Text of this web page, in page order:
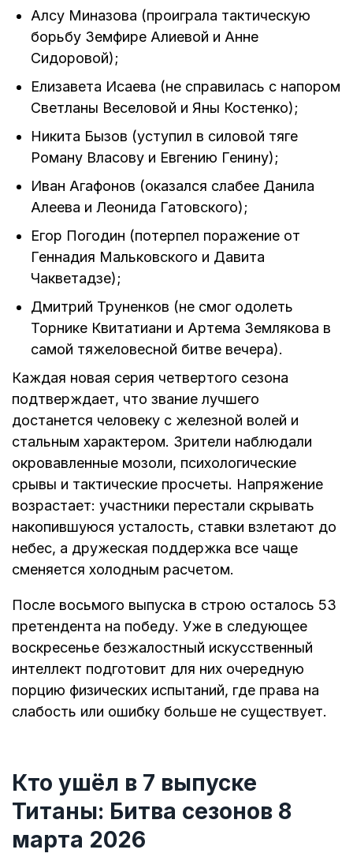
Алсу Миназова (проиграла тактическую
борьбу Земфире Алиевой и Анне
Сидоровой);
Елизавета Исаева (не справилась с напором
Светланы Веселовой и Яны Костенко);
Никита Бызов (уступил в силовой тяге
Роману Власову и Евгению Генину);
Иван Агафонов (оказался слабее Данила
Алеева и Леонида Гатовского);
Егор Погодин (потерпел поражение от
Геннадия Мальковского и Давита
Чакветадзе);
Дмитрий Труненков (не смог одолеть
Торнике Квитатиани и Артема Землякова в
самой тяжеловесной битве вечера).
Каждая новая серия четвертого сезона
подтверждает, что звание лучшего
достанется человеку с железной волей и
стальным характером. Зрители наблюдали
окровавленные мозоли, психологические
срывы и тактические просчеты. Напряжение
возрастает: участники перестали скрывать
накопившуюся усталость, ставки взлетают до
небес, а дружеская поддержка все чаще
сменяется холодным расчетом.
После восьмого выпуска в строю осталось 53
претендента на победу. Уже в следующее
воскресенье безжалостный искусственный
интеллект подготовит для них очередную
порцию физических испытаний, где права на
слабость или ошибку больше не существует.
Кто ушёл в 7 выпуске
Титаны: Битва сезонов 8
марта 2026